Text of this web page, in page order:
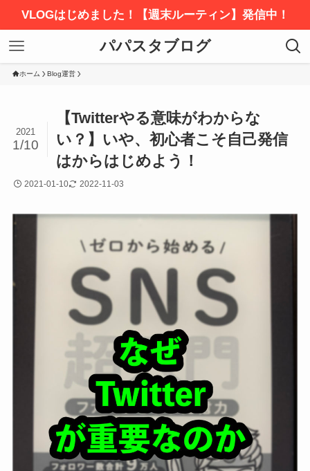
VLOGはじめました！【週末ルーティン】発信中！
パパスタブログ
ホーム Blog運営
【Twitterやる意味がわからな
い？】いや、初心者こそ自己発信
はからはじめよう！
2021
1/10
2021-01-10 2022-11-03